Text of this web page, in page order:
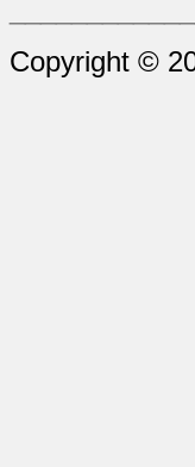
Copyright ©